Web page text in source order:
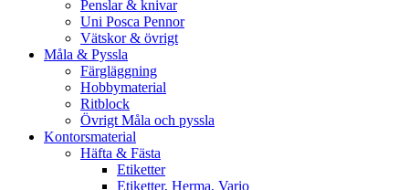
Penslar & knivar
Uni Posca Pennor
Vätskor & övrigt
Måla & Pyssla
Färgläggning
Hobbymaterial
Ritblock
Övrigt Måla och pyssla
Kontorsmaterial
Häfta & Fästa
Etiketter
Etiketter, Herma, Vario